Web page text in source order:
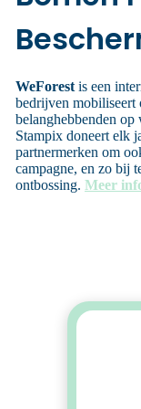
WeForest is een
bedrijven mobiliseert
belanghebbenden op
Stampix doneert elk
partnermerken om
campagne, en zo bij
ontbossing. Meer